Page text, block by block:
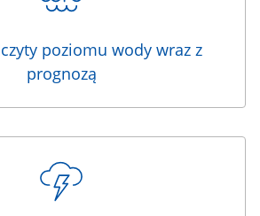
poziomu wody wraz z
prognozą